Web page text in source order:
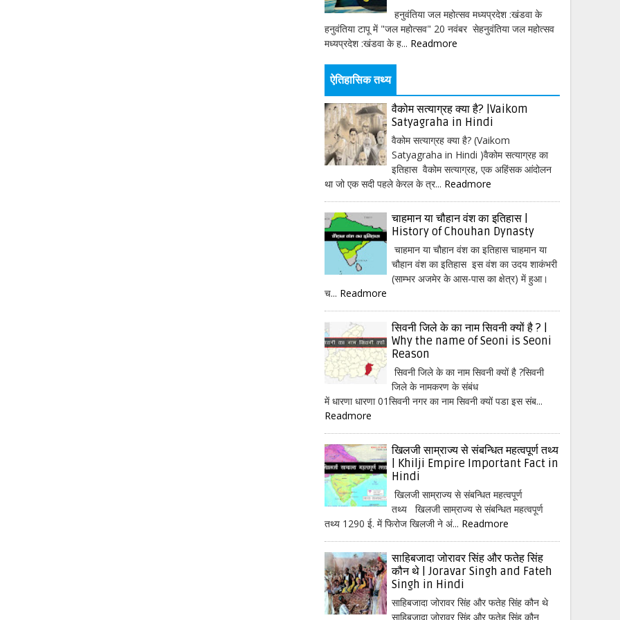
हनुवंतिया जल महोत्सव मध्यप्रदेश :खंडवा के
हनुवंतिया टापू में "जल महोत्सव" 20 नवंबर सेहनुवंतिया जल महोत्सव
मध्यप्रदेश :खंडवा के ह... Readmore
ऐतिहासिक तथ्य
वैकोम सत्याग्रह क्या है? |Vaikom
Satyagraha in Hindi
वैकोम सत्याग्रह क्या है? (Vaikom
Satyagraha in Hindi )वैकोम सत्याग्रह का
इतिहास वैकोम सत्याग्रह, एक अहिंसक आंदोलन
था जो एक सदी पहले केरल के त्र... Readmore
चाहमान या चौहान वंश का इतिहास |
History of Chouhan Dynasty
चाहमान या चौहान वंश का इतिहास चाहमान या
चौहान वंश का इतिहास इस वंश का उदय शाकंभरी
(साम्भर अजमेर के आस-पास का क्षेत्र) में हुआ।
च... Readmore
सिवनी जिले के का नाम सिवनी क्यों है ? |
Why the name of Seoni is Seoni
Reason
सिवनी जिले के का नाम सिवनी क्यों है ?सिवनी
जिले के नामकरण के संबंध
में धारणा धारणा 01सिवनी नगर का नाम सिवनी क्यों पडा इस संब...
Readmore
खिलजी साम्राज्य से संबन्धित महत्वपूर्ण तथ्य
| Khilji Empire Important Fact in
Hindi
खिलजी साम्राज्य से संबन्धित महत्वपूर्ण
तथ्य खिलजी साम्राज्य से संबन्धित महत्वपूर्ण
तथ्य 1290 ई. में फिरोज खिलजी ने अं... Readmore
साहिबजादा जोरावर सिंह और फतेह सिंह
कौन थे | Joravar Singh and Fateh
Singh in Hindi
साहिबजादा जोरावर सिंह और फतेह सिंह कौन थे
साहिबजादा जोरावर सिंह और फतेह सिंह कौन